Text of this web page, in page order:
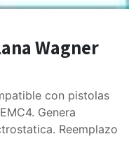
Wagner
con pistolas
Genera
Reemplazo